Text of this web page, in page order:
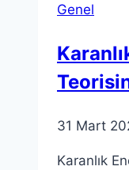
Genel
31 Mart
Karanlık